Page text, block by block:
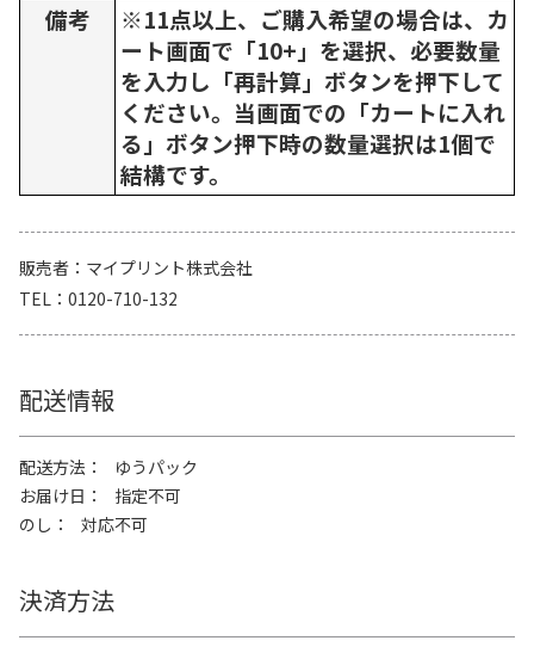
備考
※11点以上、ご購入希望の場合は、カ
ート画面で「10+」を選択、必要数量
を入力し「再計算」ボタンを押下して
ください。当画面での「カートに入れ
る」ボタン押下時の数量選択は1個で
結構です。
販売者
マイプリント株式会社
TEL
0120-710-132
配送情報
配送方法
ゆうパック
お届け日
指定不可
のし
対応不可
決済方法